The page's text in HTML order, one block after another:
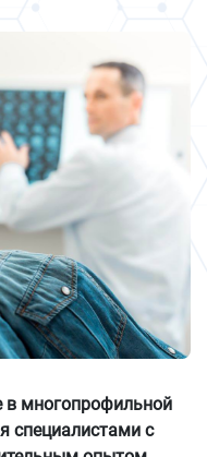
в многопрофильной
специалистами с